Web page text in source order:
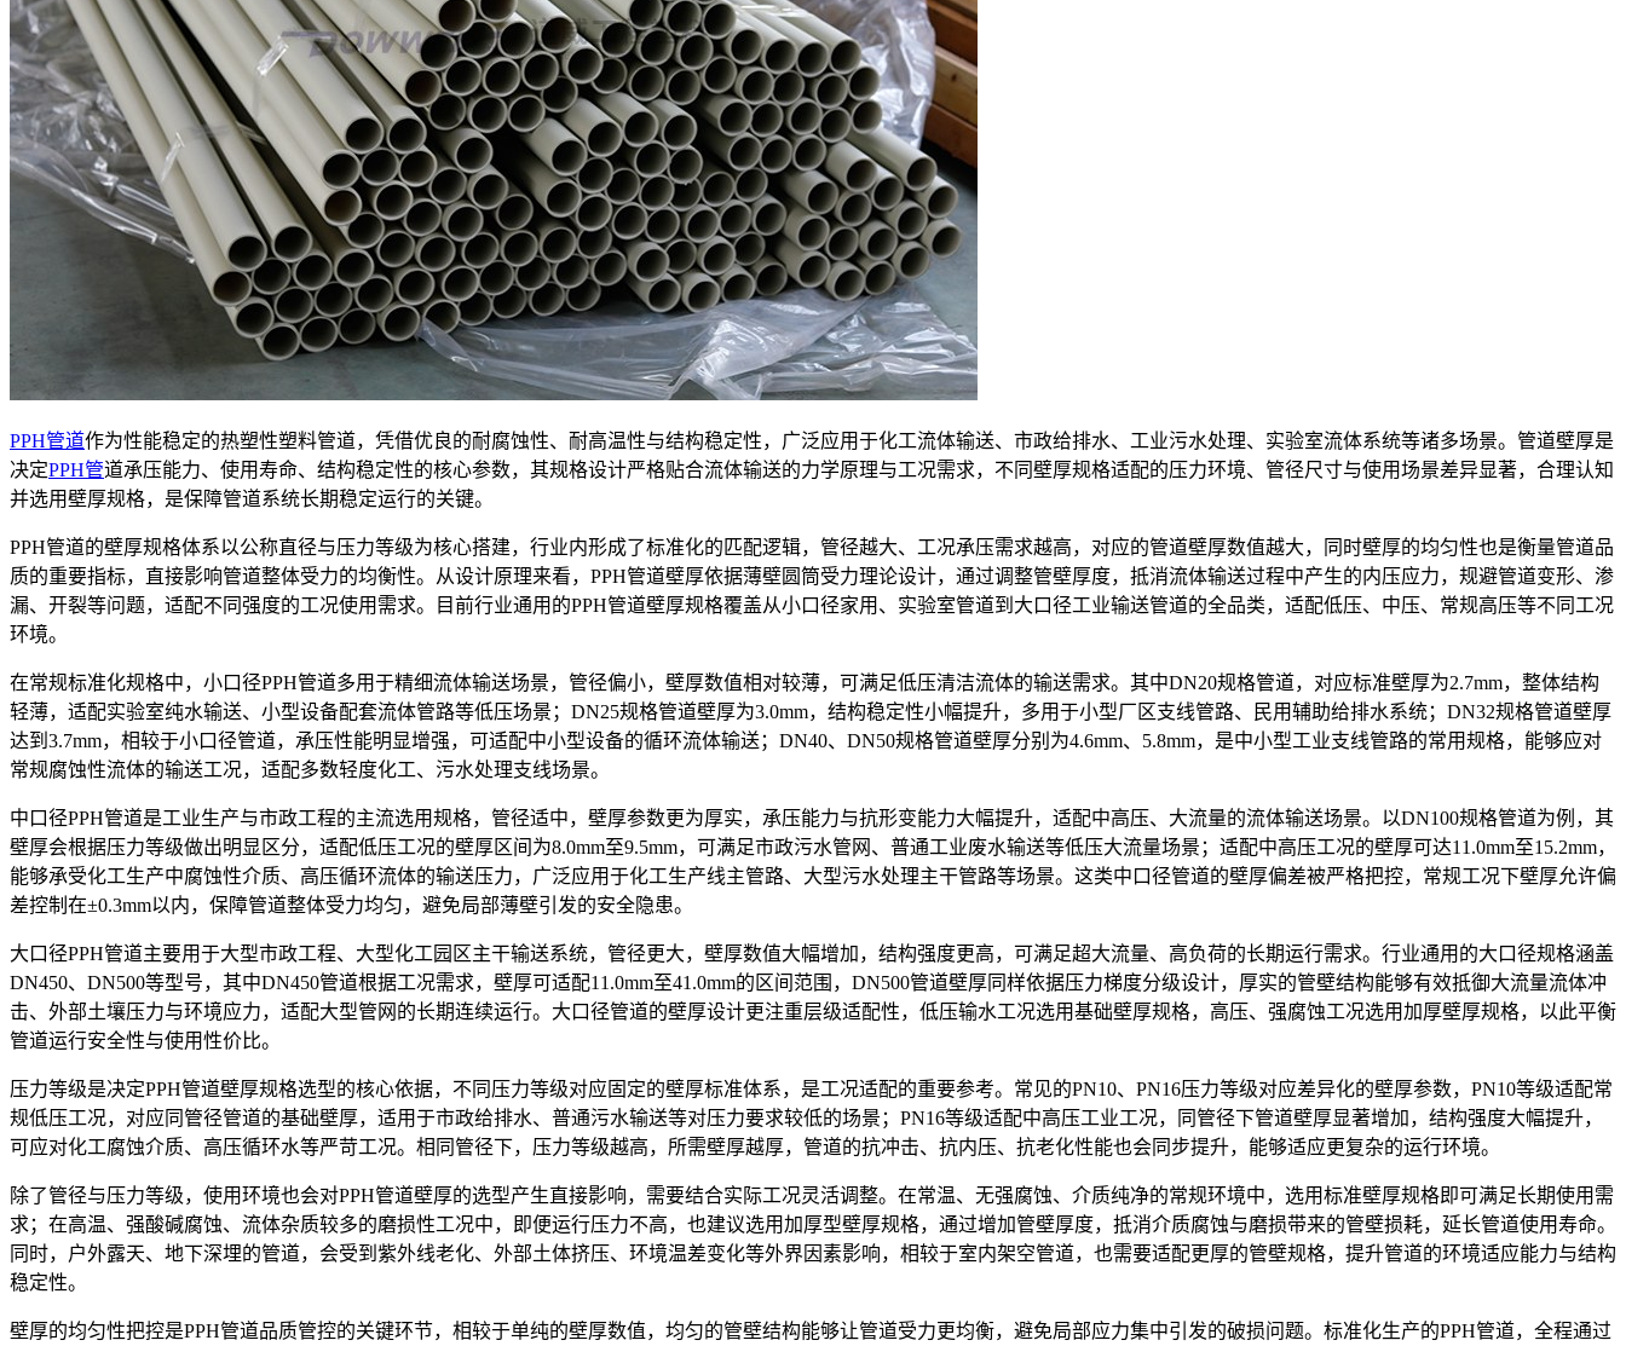
PPH管道作为性能稳定的热塑性塑料管道，凭借优良的耐腐蚀性、耐高温性与结构稳定性，广泛应用于化工流体输送、市政给排水、工业污水处理、实验室流体系统等诸多场景。管道壁厚是
决定PPH管道承压能力、使用寿命、结构稳定性的核心参数，其规格设计严格贴合流体输送的力学原理与工况需求，不同壁厚规格适配的压力环境、管径尺寸与使用场景差异显著，合理认知
并选用壁厚规格，是保障管道系统长期稳定运行的关键。
PPH管道的壁厚规格体系以公称直径与压力等级为核心搭建，行业内形成了标准化的匹配逻辑，管径越大、工况承压需求越高，对应的管道壁厚数值越大，同时壁厚的均匀性也是衡量管道品
质的重要指标，直接影响管道整体受力的均衡性。从设计原理来看，PPH管道壁厚依据薄壁圆筒受力理论设计，通过调整管壁厚度，抵消流体输送过程中产生的内压应力，规避管道变形、渗
漏、开裂等问题，适配不同强度的工况使用需求。目前行业通用的PPH管道壁厚规格覆盖从小口径家用、实验室管道到大口径工业输送管道的全品类，适配低压、中压、常规高压等不同工况
环境。
在常规标准化规格中，小口径PPH管道多用于精细流体输送场景，管径偏小，壁厚数值相对较薄，可满足低压清洁流体的输送需求。其中DN20规格管道，对应标准壁厚为2.7mm，整体结构
轻薄，适配实验室纯水输送、小型设备配套流体管路等低压场景；DN25规格管道壁厚为3.0mm，结构稳定性小幅提升，多用于小型厂区支线管路、民用辅助给排水系统；DN32规格管道壁厚
达到3.7mm，相较于小口径管道，承压性能明显增强，可适配中小型设备的循环流体输送；DN40、DN50规格管道壁厚分别为4.6mm、5.8mm，是中小型工业支线管路的常用规格，能够应对
常规腐蚀性流体的输送工况，适配多数轻度化工、污水处理支线场景。
中口径PPH管道是工业生产与市政工程的主流选用规格，管径适中，壁厚参数更为厚实，承压能力与抗形变能力大幅提升，适配中高压、大流量的流体输送场景。以DN100规格管道为例，其
壁厚会根据压力等级做出明显区分，适配低压工况的壁厚区间为8.0mm至9.5mm，可满足市政污水管网、普通工业废水输送等低压大流量场景；适配中高压工况的壁厚可达11.0mm至15.2mm，
能够承受化工生产中腐蚀性介质、高压循环流体的输送压力，广泛应用于化工生产线主管路、大型污水处理主干管路等场景。这类中口径管道的壁厚偏差被严格把控，常规工况下壁厚允许偏
差控制在±0.3mm以内，保障管道整体受力均匀，避免局部薄壁引发的安全隐患。
大口径PPH管道主要用于大型市政工程、大型化工园区主干输送系统，管径更大，壁厚数值大幅增加，结构强度更高，可满足超大流量、高负荷的长期运行需求。行业通用的大口径规格涵盖
DN450、DN500等型号，其中DN450管道根据工况需求，壁厚可适配11.0mm至41.0mm的区间范围，DN500管道壁厚同样依据压力梯度分级设计，厚实的管壁结构能够有效抵御大流量流体冲
击、外部土壤压力与环境应力，适配大型管网的长期连续运行。大口径管道的壁厚设计更注重层级适配性，低压输水工况选用基础壁厚规格，高压、强腐蚀工况选用加厚壁厚规格，以此平衡
管道运行安全性与使用性价比。
压力等级是决定PPH管道壁厚规格选型的核心依据，不同压力等级对应固定的壁厚标准体系，是工况适配的重要参考。常见的PN10、PN16压力等级对应差异化的壁厚参数，PN10等级适配常
规低压工况，对应同管径管道的基础壁厚，适用于市政给排水、普通污水输送等对压力要求较低的场景；PN16等级适配中高压工业工况，同管径下管道壁厚显著增加，结构强度大幅提升，
可应对化工腐蚀介质、高压循环水等严苛工况。相同管径下，压力等级越高，所需壁厚越厚，管道的抗冲击、抗内压、抗老化性能也会同步提升，能够适应更复杂的运行环境。
除了管径与压力等级，使用环境也会对PPH管道壁厚的选型产生直接影响，需要结合实际工况灵活调整。在常温、无强腐蚀、介质纯净的常规环境中，选用标准壁厚规格即可满足长期使用需
求；在高温、强酸碱腐蚀、流体杂质较多的磨损性工况中，即便运行压力不高，也建议选用加厚型壁厚规格，通过增加管壁厚度，抵消介质腐蚀与磨损带来的管壁损耗，延长管道使用寿命。
同时，户外露天、地下深埋的管道，会受到紫外线老化、外部土体挤压、环境温差变化等外界因素影响，相较于室内架空管道，也需要适配更厚的管壁规格，提升管道的环境适应能力与结构
稳定性。
壁厚的均匀性把控是PPH管道品质管控的关键环节，相较于单纯的壁厚数值，均匀的管壁结构能够让管道受力更均衡，避免局部应力集中引发的破损问题。标准化生产的PPH管道，全程通过